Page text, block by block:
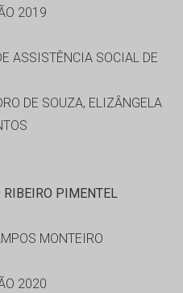
2019
ASSISTÊNCIA SOCIAL DE
DE SOUZA, ELIZÂNGELA
RIBEIRO PIMENTEL
MONTEIRO
2020